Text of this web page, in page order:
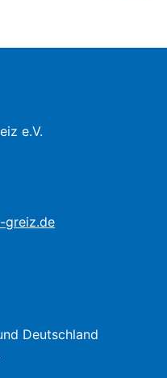
e.V.
greiz.de
Deutschland